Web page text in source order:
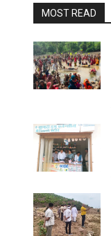
MOST READ